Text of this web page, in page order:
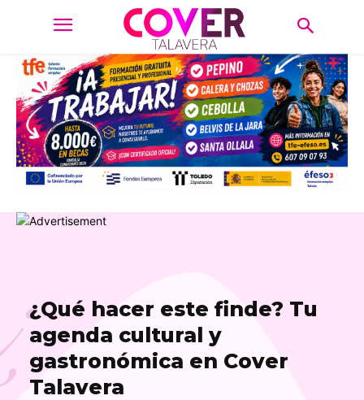
¿Qué hacer este finde? Tu
agenda cultural y
gastronómica en Cover
Talavera